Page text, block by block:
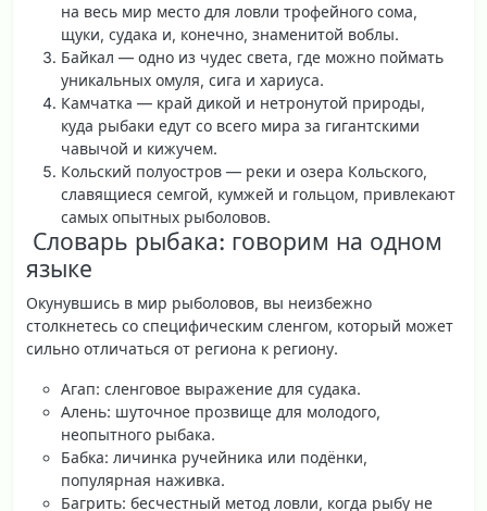
на весь мир место для ловли трофейного сома,
щуки, судака и, конечно, знаменитой воблы.
Байкал — одно из чудес света, где можно поймать
уникальных омуля, сига и хариуса.
Камчатка — край дикой и нетронутой природы,
куда рыбаки едут со всего мира за гигантскими
чавычой и кижучем.
Кольский полуостров — реки и озера Кольского,
славящиеся семгой, кумжей и гольцом, привлекают
самых опытных рыболовов.
️ Словарь рыбака: говорим на одном
языке
Окунувшись в мир рыболовов, вы неизбежно
столкнетесь со специфическим сленгом, который может
сильно отличаться от региона к региону.
Агап: сленговое выражение для судака.
Алень: шуточное прозвище для молодого,
неопытного рыбака.
Бабка: личинка ручейника или подёнки,
популярная наживка.
Багрить: бесчестный метод ловли, когда рыбу не